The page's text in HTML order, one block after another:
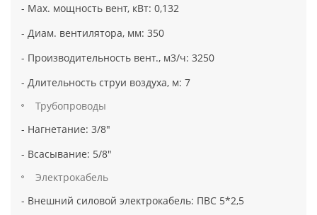
- Max. мощность вент, кВт: 0,132
- Диам. вентилятора, мм: 350
- Производительность вент., м3/ч: 3250
- Длительность струи воздуха, м: 7
Трубопроводы
- Нагнетание: 3/8"
- Всасывание: 5/8"
Электрокабель
- Внешний силовой электрокабель: ПВС 5*2,5